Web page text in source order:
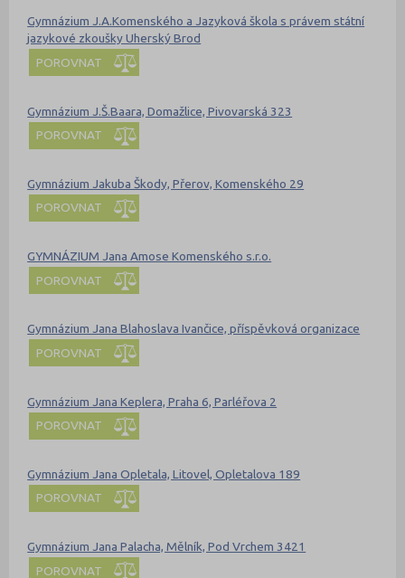
Gymnázium J.A.Komenského a Jazyková škola s právem státní
jazykové zkoušky Uherský Brod
POROVNAT
Gymnázium J.Š.Baara, Domažlice, Pivovarská 323
POROVNAT
Gymnázium Jakuba Škody, Přerov, Komenského 29
POROVNAT
GYMNÁZIUM Jana Amose Komenského s.r.o.
POROVNAT
Gymnázium Jana Blahoslava Ivančice, příspěvková organizace
POROVNAT
Gymnázium Jana Keplera, Praha 6, Parléřova 2
POROVNAT
Gymnázium Jana Opletala, Litovel, Opletalova 189
POROVNAT
Gymnázium Jana Palacha, Mělník, Pod Vrchem 3421
POROVNAT